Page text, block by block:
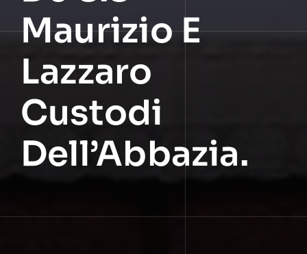
Maurizio E
Lazzaro
Custodi
Dell’Abbazia.